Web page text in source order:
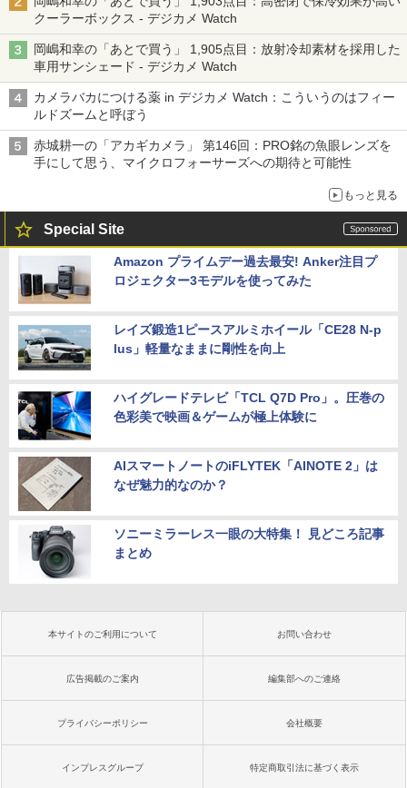
クーラーボックス - デジカメ Watch
岡嶋和幸の「あとで買う」 1,905点目：放射冷却素材を採用した
車用サンシェード - デジカメ Watch
カメラバカにつける薬 in デジカメ Watch：こういうのはフィー
ルドズームと呼ぼう
赤城耕一の「アカギカメラ」 第146回：PRO銘の魚眼レンズを
手にして思う、マイクロフォーサーズへの期待と可能性
もっと見る
Special Site
Amazon プライムデー過去最安! Anker注目プ
ロジェクター3モデルを使ってみた
レイズ鍛造1ピースアルミホイール「CE28 N-p
lus」軽量なままに剛性を向上
ハイグレードテレビ「TCL Q7D Pro」。圧巻の
色彩美で映画＆ゲームが極上体験に
AIスマートノートのiFLYTEK「AINOTE 2」は
なぜ魅力的なのか？
ソニーミラーレス一眼の大特集！ 見どころ記事
まとめ
本サイトのご利用について お問い合わせ
広告掲載のご案内 編集部へのご連絡
プライバシーポリシー 会社概要
インプレスグループ 特定商取引法に基づく表示